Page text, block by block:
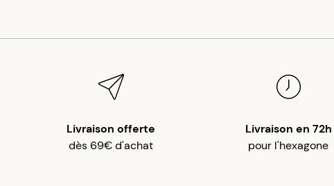
Livraison offerte
dès 69€ d'achat
Livraison en 72h
pour l'hexagone